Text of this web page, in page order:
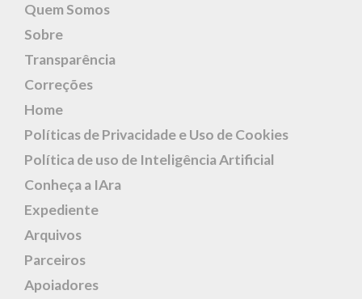
Quem Somos
Sobre
Transparência
Correções
Home
Políticas de Privacidade e Uso de Cookies
Política de uso de Inteligência Artificial
Conheça a IAra
Expediente
Arquivos
Parceiros
Apoiadores